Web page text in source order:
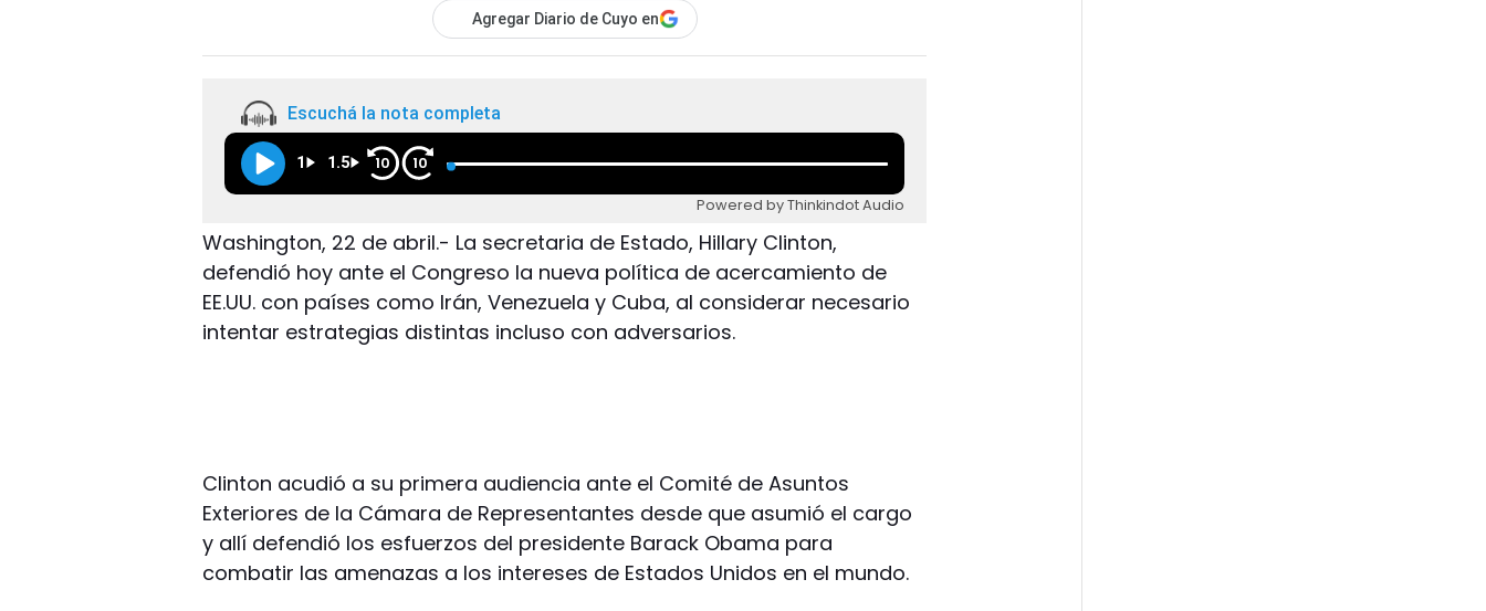
Agregar Diario de Cuyo en
Escuchá la nota completa
1 1.5 10 10
Powered by Thinkindot Audio
Washington, 22 de abril.- La secretaria de Estado, Hillary Clinton,
defendió hoy ante el Congreso la nueva política de acercamiento de
EE.UU. con países como Irán, Venezuela y Cuba, al considerar necesario
intentar estrategias distintas incluso con adversarios.
Clinton acudió a su primera audiencia ante el Comité de Asuntos
Exteriores de la Cámara de Representantes desde que asumió el cargo
y allí defendió los esfuerzos del presidente Barack Obama para
combatir las amenazas a los intereses de Estados Unidos en el mundo.